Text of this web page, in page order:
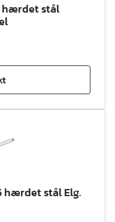
hærdet stål
hærdet stål Elg.